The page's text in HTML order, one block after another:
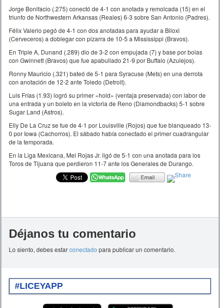
Jorge Bonifacio (.275) conectó de 4-1 con anotada y remolcada (15) en el
triunfo de Northwestern Arkansas (Reales) 6-3 sobre San Antonio (Padres).
Félix Valerio pegó de 4-1 con dos anotadas para ayudar a Biloxi
(Cerveceros) a doblegar con pizarra de 10-5 a Mississippi (Bravos).
En Triple A, Dunand (.289) dio de 3-2 con empujada (7) y base por bolas
con Gwinnett (Bravos) que fue apabullado 21-9 por Buffalo (Azulejos).
Ronny Mauricio (.321) bateó de 5-1 para Syracuse (Mets) en una derrota
con anotación de 12-2 ante Toledo (Detroit).
Luis Frías (1.93) logró su primer «hold» (ventaja preservada) con labor de
una entrada y un boleto en la victoria de Reno (Diamondbacks) 5-1 sobre
Sugar Land (Astros).
Elly De La Cruz se fue de 4-1 por Louisville (Rojos) que fue blanqueado 13-
0 por Iowa (Cachorros). El sábado había conectado el primer cuadrangular
de la temporada.
En la Liga Mexicana, Mel Rojas Jr. ligó de 5-1 con una anotada para los
Toros de Tijuana que perdieron 11-7 ante los Generales de Durango.
Déjanos tu comentario
Lo siento, debes estarconectado para publicar un comentario.
#LICEYAPP